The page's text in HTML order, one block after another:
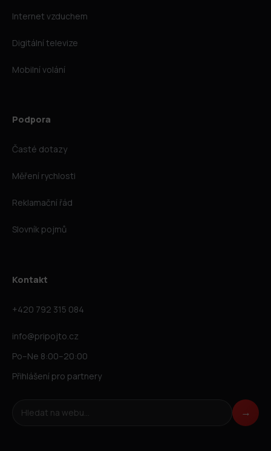
Internet vzduchem
Digitální televize
Mobilní volání
Podpora
Časté dotazy
Měření rychlosti
Reklamační řád
Slovník pojmů
Kontakt
+420 792 315 084
info@pripojto.cz
Po–Ne 8:00–20:00
Přihlášení pro partnery
Hledat na webu →